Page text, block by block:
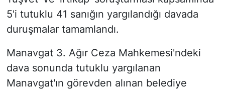
5'i tutuklu 41 sanığın yargılandığı davada
duruşmalar tamamlandı.
Manavgat 3. Ağır Ceza Mahkemesi'ndeki
dava sonunda tutuklu yargılanan
Manavgat'ın görevden alınan belediye